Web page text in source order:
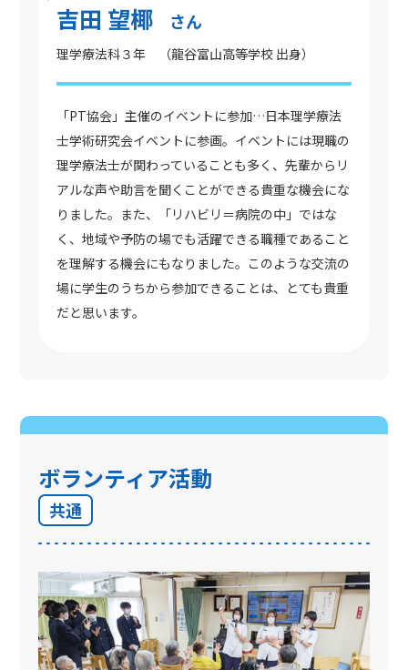
吉田 望椰 さん
理学療法科３年 （龍谷富山高等学校 出身）
「PT協会」主催のイベントに参加…日本理学療法
士学術研究会イベントに参画。イベントには現職の
理学療法士が関わっていることも多く、先輩からリ
アルな声や助言を聞くことができる貴重な機会にな
りました。また、「リハビリ＝病院の中」ではな
く、地域や予防の場でも活躍できる職種であること
を理解する機会にもなりました。このような交流の
場に学生のうちから参加できることは、とても貴重
だと思います。
ボランティア活動
共通